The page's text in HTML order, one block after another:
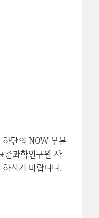
단의 NOW 부분
준과학연구원 사
시기 바랍니다.